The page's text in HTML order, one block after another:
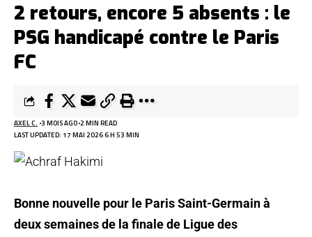
2 retours, encore 5 absents : le
PSG handicapé contre le Paris
FC
LAST UPDATED: 17 MAI 2026 6 H 53 MIN
AXEL C. 3 MOIS AGO 2 MIN READ
Bonne nouvelle pour le Paris Saint-Germain à
deux semaines de la finale de Ligue des